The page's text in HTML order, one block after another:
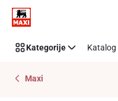
Preskoči link
Kategorije Katalog
Maxi